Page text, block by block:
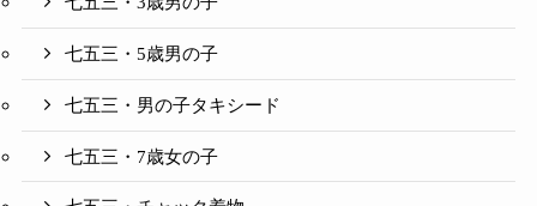
七五三・5歳男の子
七五三・男の子タキシード
七五三・7歳女の子